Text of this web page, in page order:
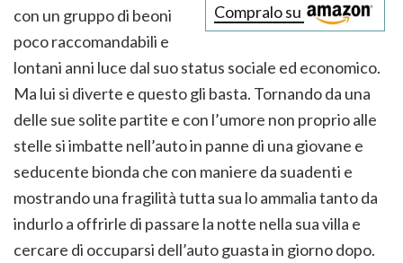
Compralo su
con un gruppo di beoni
poco raccomandabili e
lontani anni luce dal suo status sociale ed economico.
Ma lui si diverte e questo gli basta. Tornando da una
delle sue solite partite e con l’umore non proprio alle
stelle si imbatte nell’auto in panne di una giovane e
seducente bionda che con maniere da suadenti e
mostrando una fragilità tutta sua lo ammalia tanto da
indurlo a offrirle di passare la notte nella sua villa e
cercare di occuparsi dell’auto guasta in giorno dopo.